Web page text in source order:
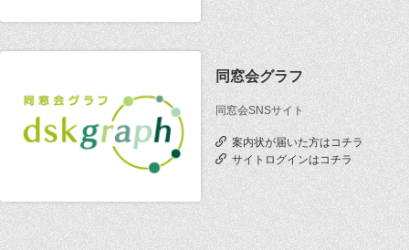
同窓会グラフ
同窓会SNSサイト
案内状が届いた方はコチラ
サイトログインはコチラ